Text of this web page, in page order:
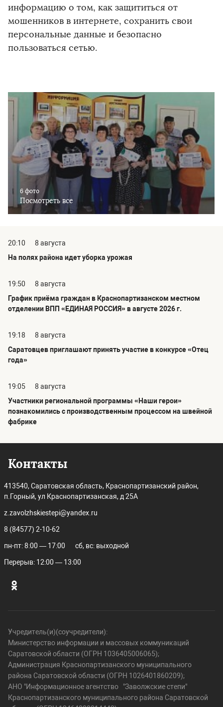
информацию о том, как защититься от
мошенников в интернете, сохранить свои
персональные данные и безопасно
пользоваться сетью.
6 фото
Посмотреть все
20:10
8 августа
На полях района идет уборка урожая
19:50
8 августа
График приёма граждан в Краснопартизанском местном
отделении ВПП «ЕДИНАЯ РОССИЯ» в августе 2026 г.
19:18
8 августа
Саратовцев приглашают принять участие в конкурсе «Отец
года»
19:05
8 августа
Участники региональной программы «Наши герои»
познакомились с производственным процессом на швейной
фабрике
Контакты
413540, Саратовская область, Краснопартизанский район,
п.Горный, ул Краснопартизанская, д 25А
z.zavolzhskiestepi@yandex.ru
8 (84577) 2-10-62
пн-пт: 8:00 — 17:00 сб, вс: выходной
Перерыв: 12:00 — 13:00
Учредитель(и)(соучредители):
Министерство информации и массовых коммуникаций
Саратовской области (ОГРН 1036405006065);
Администрация Краснопартизанского муниципального
района Саратовской области (ОГРН 1026401860209);
АНО "Информационное агентство "Заволжские степи"
Краснопартизанского муниципального района Саратовской